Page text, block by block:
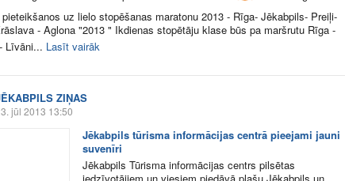
uz lielo stopēšanas maratonu 2013 - Rīga- Jēkabpils- Preiļi-
- Aglona "2013 " Ikdienas stopētāju klase būs pa maršrutu Rīga -
Līvāni... Lasīt vairāk
ZIŅAS
jūl 2013 13:50
Jēkabpils tūrisma informācijas centrā pieejami jauni
suvenīri
Jēkabpils Tūrisma informācijas centrs pilsētas
iedzīvotājiem un viesiem piedāvā plašu Jēkabpils un